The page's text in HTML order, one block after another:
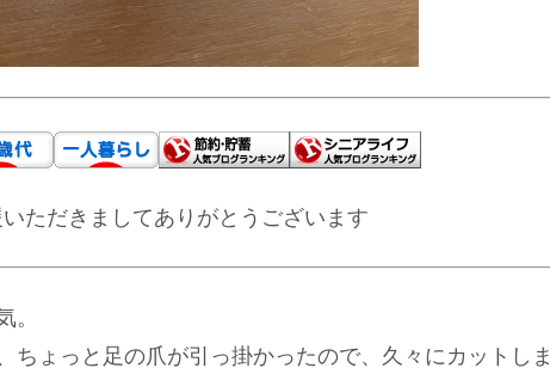
ただきましてありがとうございます
。
ちょっと足の爪が引っ掛かったので、久々にカットしま